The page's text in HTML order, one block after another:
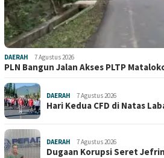
DAERAH 7 Agustus 2026
PLN Bangun Jalan Akses PLTP
DAERAH 7 Agustus 2026
Hari Kedua CFD di Natas
DAERAH 7 Agustus 2026
Dugaan Korupsi Seret